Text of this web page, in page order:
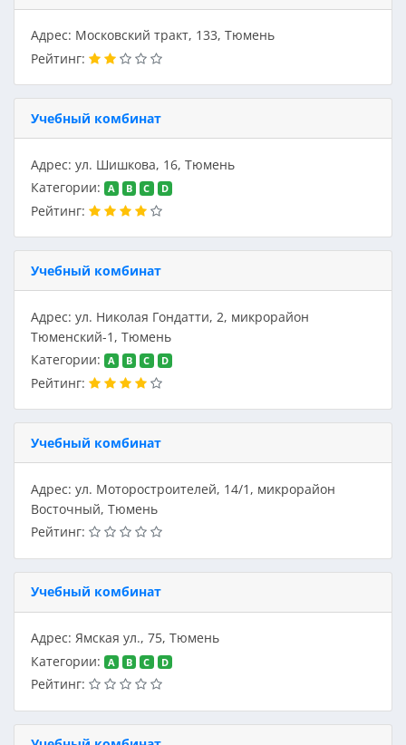
Адрес: Московский тракт, 133, Тюмень
Рейтинг:
Учебный комбинат
Адрес: ул. Шишкова, 16, Тюмень
Категории:
A B C D
Рейтинг:
Учебный комбинат
Адрес: ул. Николая Гондатти, 2, микрорайон
Тюменский-1, Тюмень
Категории:
A B C D
Рейтинг:
Учебный комбинат
Адрес: ул. Моторостроителей, 14/1, микрорайон
Восточный, Тюмень
Рейтинг:
Учебный комбинат
Адрес: Ямская ул., 75, Тюмень
Категории:
A B C D
Рейтинг: